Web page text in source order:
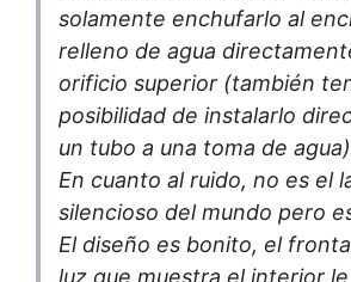
solamente enchufarlo al
relleno de agua
orificio superior (también
posibilidad de instalarlo
un tubo a una toma de
En cuanto al ruido, no es el
silencioso del mundo pero
El diseño es bonito, el
luz que muestra el interior